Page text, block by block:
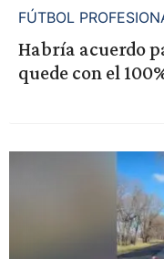
FÚTBOL
Habría acuerdo
quede con el